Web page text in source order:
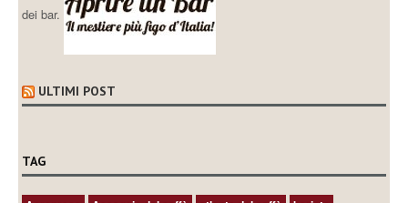
dei bar.
ULTIMI POST
TAG